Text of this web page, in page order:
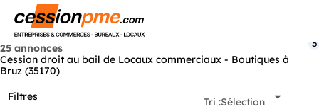
25 annonces
Cession droit au bail de Locaux commerciaux - Boutiques à
Bruz (35170)
Filtres
3
Tri :Sélection